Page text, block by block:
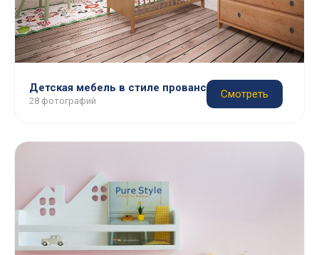
Детская мебель в стиле прованс
28 фотографий
Смотреть